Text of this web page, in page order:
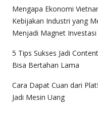
Mengapa Ekonomi
Kebijakan Industri yang
Menjadi Magnet Investasi
5 Tips Sukses Jadi
Bisa Bertahan Lama
Cara Dapat Cuan dari
Jadi Mesin Uang